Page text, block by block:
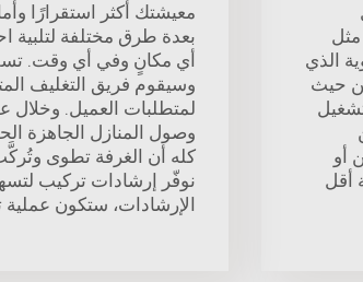
الذي
حيث
أو
أقل
معيشتك أكثر استقرارًا
بعدة طرق مختلفة لتلبية
أي مكانٍ وفي أي وقت.
وسيقوم فريق التغليف
لمتطلبات العميل.
وصول المنازل الجاهزة
كله أن الغرفة تطوى
نوفّر إرشادات تركيب
الإرشادات، ستكون